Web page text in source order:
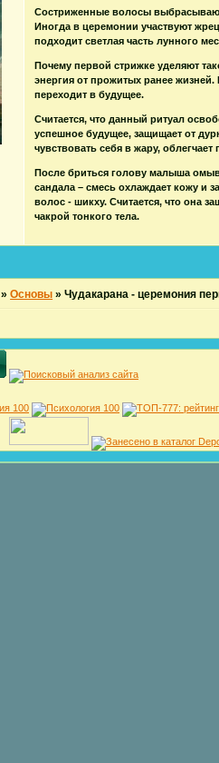
Состриженные волосы
Иногда в церемонии участвуют
подходит светлая часть лунного
Почему первой стрижке уделяют
энергия от прожитых ранее
переходит в будущее.
Считается, что данный ритуал
успешное будущее, защищает от
чувствовать себя в жару,
После бриться голову малыша
сандала – смесь охлаждает кожу и
волос - шикху. Считается, что она
чакрой тонкого тела.
»Основы »Чудакарана - церемония